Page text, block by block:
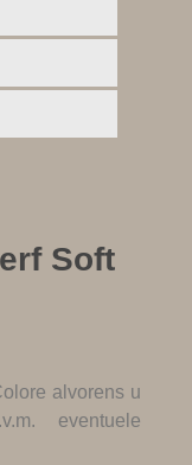
Soft
alvorens u
eventuele